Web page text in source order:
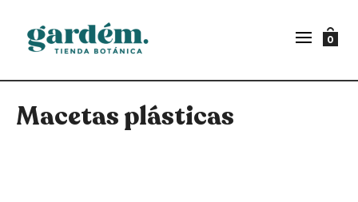
0
Macetas plásticas